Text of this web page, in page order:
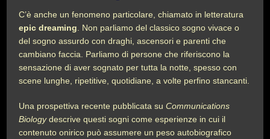
C’è anche un fenomeno particolare, chiamato in letteratura
epic dreaming . Non parliamo del classico sogno vivace o
del sogno assurdo con draghi, ascensori e parenti che
cambiano faccia. Parliamo di persone che riferiscono la
sensazione di aver sognato per tutta la notte, spesso con
scene lunghe, ripetitive, quotidiane, a volte perfino stancanti.
Una prospettiva recente pubblicata suCommunications
Biologydescrive questi sogni come esperienze in cui il
contenuto onirico può assumere un peso autobiografico